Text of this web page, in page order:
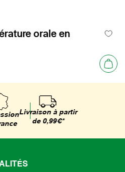
orale en
Livraison à partir
de 0,99€*